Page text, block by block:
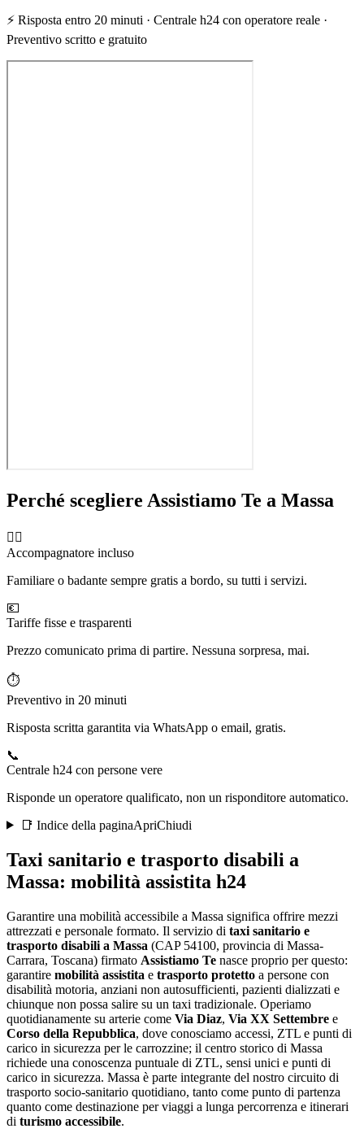
⚡ Risposta entro 20 minuti · Centrale h24 con operatore reale ·
Preventivo scritto e gratuito
Perché scegliere Assistiamo Te a Massa
🧑‍⚕️
Accompagnatore incluso
Familiare o badante sempre gratis a bordo, su tutti i servizi.
💶
Tariffe fisse e trasparenti
Prezzo comunicato prima di partire. Nessuna sorpresa, mai.
⏱️
Preventivo in 20 minuti
Risposta scritta garantita via WhatsApp o email, gratis.
📞
Centrale h24 con persone vere
Risponde un operatore qualificato, non un risponditore automatico.
📑 Indice della paginaApriChiudi
Taxi sanitario e trasporto disabili a
Massa: mobilità assistita h24
Garantire una mobilità accessibile a Massa significa offrire mezzi
attrezzati e personale formato. Il servizio di taxi sanitario e
trasporto disabili a Massa (CAP 54100, provincia di Massa-
Carrara, Toscana) firmato Assistiamo Te nasce proprio per questo:
garantire mobilità assistita e trasporto protetto a persone con
disabilità motoria, anziani non autosufficienti, pazienti dializzati e
chiunque non possa salire su un taxi tradizionale. Operiamo
quotidianamente su arterie come Via Diaz, Via XX Settembre e
Corso della Repubblica, dove conosciamo accessi, ZTL e punti di
carico in sicurezza per le carrozzine; il centro storico di Massa
richiede una conoscenza puntuale di ZTL, sensi unici e punti di
carico in sicurezza. Massa è parte integrante del nostro circuito di
trasporto socio-sanitario quotidiano, tanto come punto di partenza
quanto come destinazione per viaggi a lunga percorrenza e itinerari
di turismo accessibile.